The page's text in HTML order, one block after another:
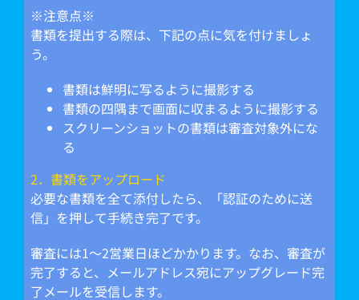
※注意点※
書類を提出する際は、下記の点に気を付けましょ
う。
書類は鮮明に写るように撮影する
書類の四隅まで画面に収まるように撮影する
スクリーンショットの書類は審査対象外にな
る
2．書類をアップロード
必要な書類を全て添付したら、「認証のために送
信」を押して手続き完了です。
審査には1～2営業日ほどかかります。なお、審査が
完了すると、メールアドレス宛にアップグレード完
了メールを受信します。